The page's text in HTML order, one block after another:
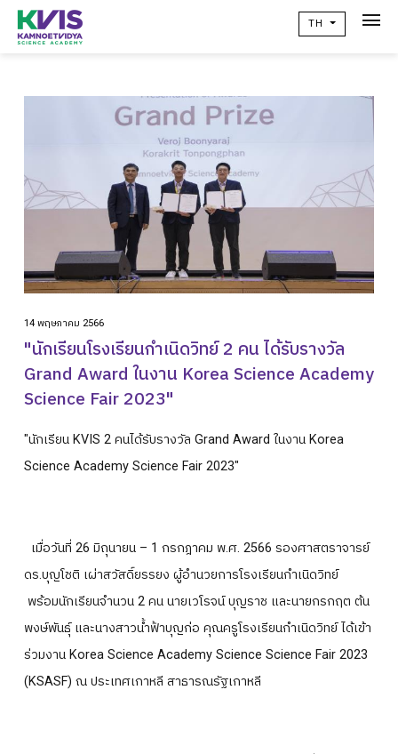
TH
เกี่ยวกับเรา
วิจัยผลสัมฤทธิ์ทางการเรียน
เเคมปัสไลฟ์
คอมมูนิตี้
ติดต่อเรา
alumni
ปฏิทินโรงเรียน
14 พฤษภาคม 2566
"นักเรียนโรงเรียนกำเนิดวิทย์ 2 คน ได้รับรางวัล
Grand Award ในงาน Korea Science Academy
Science Fair 2023"
"นักเรียน KVIS 2 คนได้รับรางวัล Grand Award ในงาน Korea
Science Academy Science Fair 2023"
เมื่อวันที่ 26 มิถุนายน – 1 กรกฎาคม พ.ศ. 2566 รองศาสตราจารย์
ดร.บุญโชติ เผ่าสวัสดิ์ยรรยง ผู้อำนวยการโรงเรียนกำเนิดวิทย์
พร้อมนักเรียนจำนวน 2 คน นายเวโรจน์ บุญราช และนายกรกฤต ต้น
พงษ์พันธุ์ และนางสาวน้ำฟ้าบุญก่อ คุณครูโรงเรียนกำเนิดวิทย์ ได้เข้า
ร่วมงาน Korea Science Academy Science Science Fair 2023
(KSASF) ณ ประเทศเกาหลี สาธารณรัฐเกาหลี